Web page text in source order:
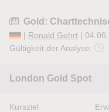
Gold:
| Ronald Gehrt |
Gültigkeit der Analyse:
London Gold Spot
Kursziel